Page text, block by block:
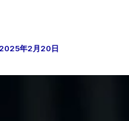
2025年2月20日